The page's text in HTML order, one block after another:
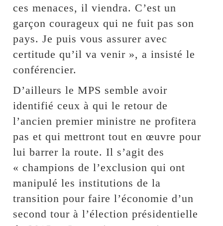
ces menaces, il viendra. C’est un
garçon courageux qui ne fuit pas son
pays. Je puis vous assurer avec
certitude qu’il va venir », a insisté le
conférencier.
D’ailleurs le MPS semble avoir
identifié ceux à qui le retour de
l’ancien premier ministre ne profitera
pas et qui mettront tout en œuvre pour
lui barrer la route. Il s’agit des
« champions de l’exclusion qui ont
manipulé les institutions de la
transition pour faire l’économie d’un
second tour à l’élection présidentielle